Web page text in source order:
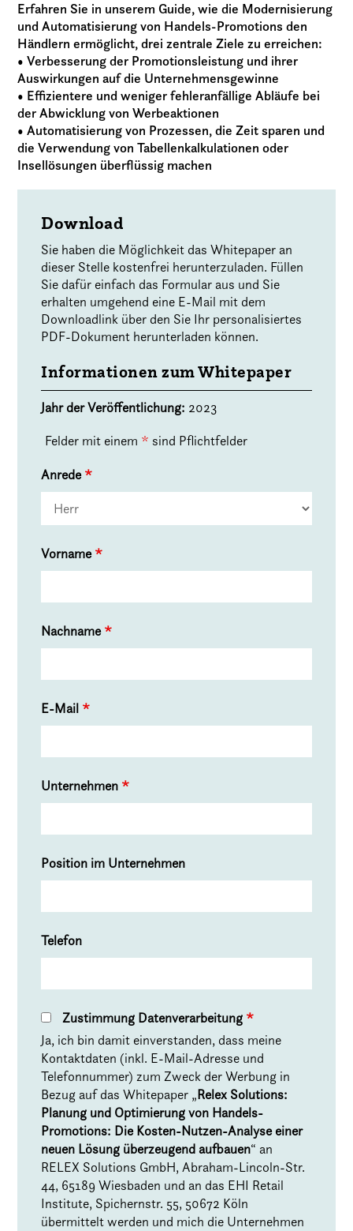
Erfahren Sie in unserem Guide, wie die Modernisierung
und Automatisierung von Handels-Promotions den
Händlern ermöglicht, drei zentrale Ziele zu erreichen:
• Verbesserung der Promotionsleistung und ihrer
Auswirkungen auf die Unternehmensgewinne
• Effizientere und weniger fehleranfällige Abläufe bei
der Abwicklung von Werbeaktionen
• Automatisierung von Prozessen, die Zeit sparen und
die Verwendung von Tabellenkalkulationen oder
Insellösungen überflüssig machen
Download
Sie haben die Möglichkeit das Whitepaper an
dieser Stelle kostenfrei herunterzuladen. Füllen
Sie dafür einfach das Formular aus und Sie
erhalten umgehend eine E-Mail mit dem
Downloadlink über den Sie Ihr personalisiertes
PDF-Dokument herunterladen können.
Informationen zum Whitepaper
Jahr der Veröffentlichung: 2023
Felder mit einem * sind Pflichtfelder
Anrede *
Vorname *
Nachname *
E-Mail *
Unternehmen *
Position im Unternehmen
Telefon
Zustimmung Datenverarbeitung *
Ja, ich bin damit einverstanden, dass meine
Kontaktdaten (inkl. E-Mail-Adresse und
Telefonnummer) zum Zweck der Werbung in
Bezug auf das Whitepaper „Relex Solutions:
Planung und Optimierung von Handels-
Promotions: Die Kosten-Nutzen-Analyse einer
neuen Lösung überzeugend aufbauen“ an
RELEX Solutions GmbH, Abraham-Lincoln-Str.
44, 65189 Wiesbaden und an das EHI Retail
Institute, Spichernstr. 55, 50672 Köln
übermittelt werden und mich die Unternehmen